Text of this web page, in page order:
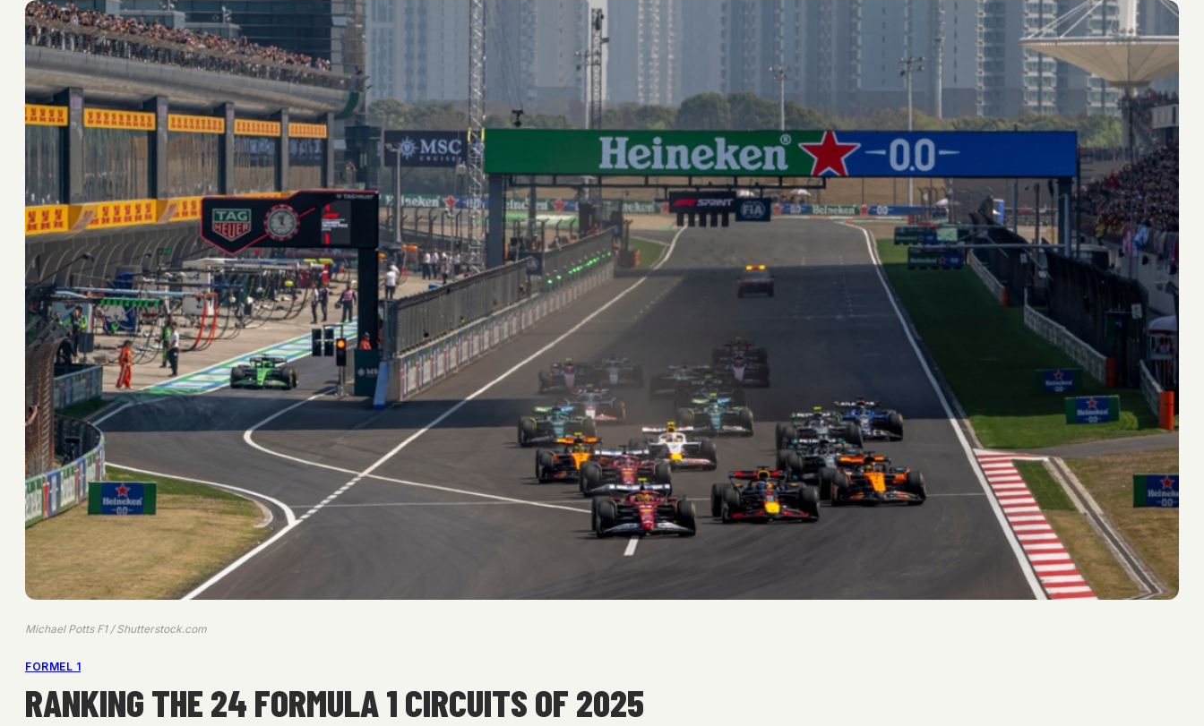
Michael Potts F1 / Shutterstock.com
FORMEL 1
RANKING THE 24 FORMULA 1 CIRCUITS OF 2025